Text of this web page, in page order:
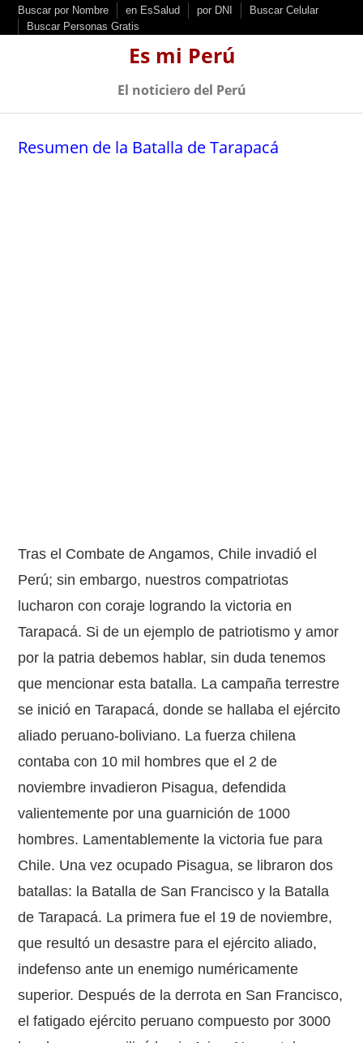
k
Buscar por Nombre en EsSalud por DNI
Buscar Celular
Buscar Personas Gratis
Es mi Perú
El noticiero del Perú
Resumen de la Batalla de Tarapacá
Tras el Combate de Angamos, Chile invadió el
Perú; sin embargo, nuestros compatriotas
lucharon con coraje logrando la victoria en
Tarapacá. Si de un ejemplo de patriotismo y amor
por la patria debemos hablar, sin duda tenemos
que mencionar esta batalla. La campaña terrestre
se inició en Tarapacá, donde se hallaba el ejército
aliado peruano-boliviano. La fuerza chilena
contaba con 10 mil hombres que el 2 de
noviembre invadieron Pisagua, defendida
valientemente por una guarnición de 1000
hombres. Lamentablemente la victoria fue para
Chile. Una vez ocupado Pisagua, se libraron dos
batallas: la Batalla de San Francisco y la Batalla
de Tarapacá. La primera fue el 19 de noviembre,
que resultó un desastre para el ejército aliado,
indefenso ante un enemigo numéricamente
superior. Después de la derrota en San Francisco,
el fatigado ejército peruano compuesto por 3000